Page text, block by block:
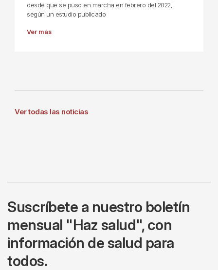
desde que se puso en marcha en febrero del 2022,
según un estudio publicado
Ver más
Ver todas las noticias
Suscríbete a nuestro boletín
mensual "Haz salud", con
información de salud para
todos.